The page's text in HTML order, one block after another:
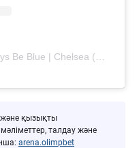
және қызықты
талдау және
arena.olimpbet